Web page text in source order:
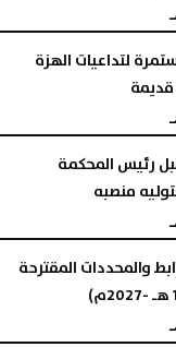
لتداعيات الهزة
قديمة
رئيس المحكمة
منصبه
والمحددات المقترحة